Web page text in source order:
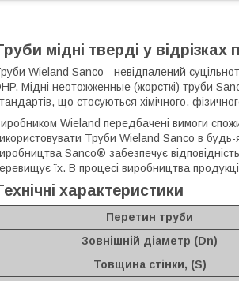
мідні тверді у
Wieland Sanco - невідпалений
Мідні неотожженные (жорсткі) труби
що стосуються хімічного,
Wieland передбачені вимоги
Труби Wieland Sanco в
Sanco® забезпечує
їх. В процесі виробництва
характеристики
Перетин труби
Зовнішній діаметр (Dn)
Товщина стінки, (S)